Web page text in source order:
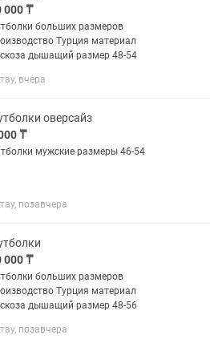
000 ₸
больших размеров
Турция материал
дышащий размер 48-54
вчера
оверсайз
₸
мужские размеры 46-54
позавчера
000 ₸
больших размеров
Турция материал
дышащий размер 48-56
позавчера